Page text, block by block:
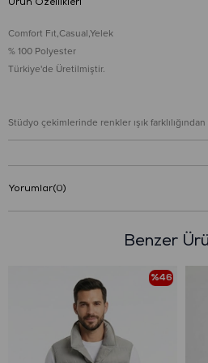
Comfort Fıt,Casual,Yelek
% 100 Polyester
Türkiye'de Üretilmiştir.
Stüdyo çekimlerinde renkler ışık
Yorumlar(0)
Benzer
%46